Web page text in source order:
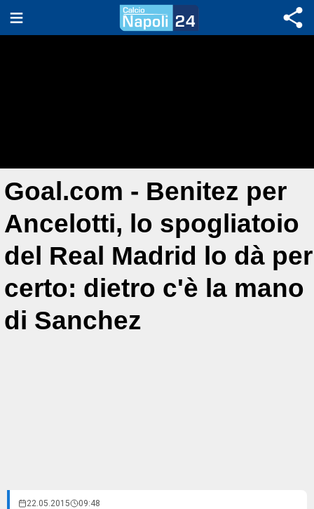
Goal.com - Benitez per
Ancelotti, lo spogliatoio
del Real Madrid lo dà per
certo: dietro c'è la mano
di Sanchez
22.05.2015 09:48